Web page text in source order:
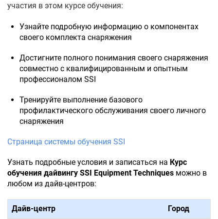
участия в этом курсе обучения:
Узнайте подробную информацию о компонентах
своего комплекта снаряжения
Достигните полного понимания своего снаряжения
совместно с квалифицированным и опытным
профессионалом SSI
Тренируйте выполнение базового
профилактического обслуживания своего личного
снаряжения
Страница системы обучения SSI
Узнать подробные условия и записаться на Курс
обучения дайвингу SSI Equipment Techniques можно в
любом из дайв-центров:
Дайв-центр Город